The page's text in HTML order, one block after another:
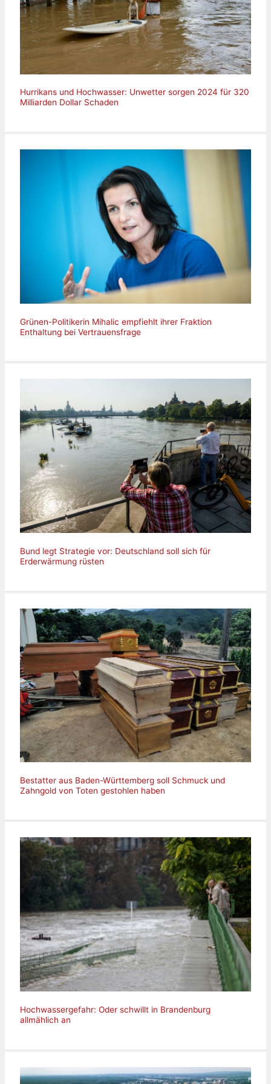
Hurrikans und Hochwasser: Unwetter sorgen 2024 für 320
Milliarden Dollar Schaden
Grünen-Politikerin Mihalic empfiehlt ihrer Fraktion
Enthaltung bei Vertrauensfrage
Bund legt Strategie vor: Deutschland soll sich für
Erderwärmung rüsten
Bestatter aus Baden-Württemberg soll Schmuck und
Zahngold von Toten gestohlen haben
Hochwassergefahr: Oder schwillt in Brandenburg
allmählich an